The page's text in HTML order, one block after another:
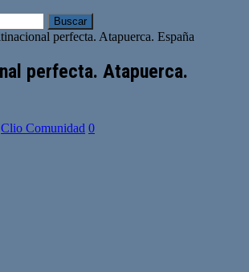
perfecta. Atapuerca. España
perfecta. Atapuerca.
Clio Comunidad 0